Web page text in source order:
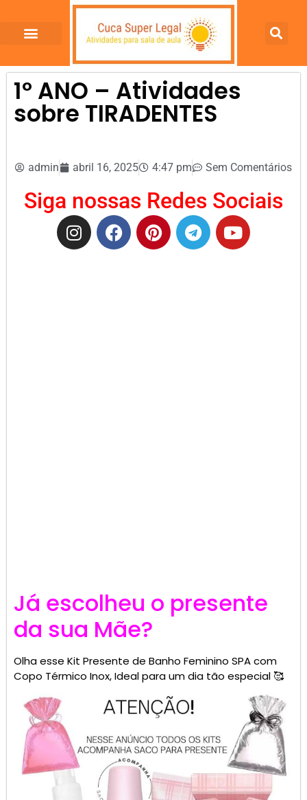
1º ANO – Atividades
sobre TIRADENTES
admin abril 16, 2025 4:47 pm Sem Comentários
Siga nossas Redes Sociais
Já escolheu o presente
da sua Mãe?
Olha esse Kit Presente de Banho Feminino SPA com
Copo Térmico Inox, Ideal para um dia tão especial 🥰